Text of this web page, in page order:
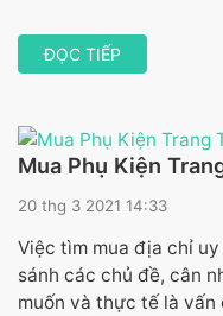
ĐỌC TIẾP
Mua Phụ Kiện
20 thg 3 2021 14:33
Việc tìm mua địa chỉ
sánh các chủ đề, cân
muốn và thực tế là